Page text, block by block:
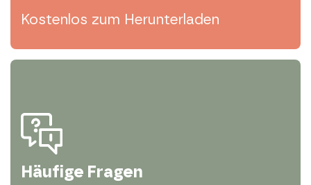
Kostenlos zum Herunterladen
Häufige Fragen